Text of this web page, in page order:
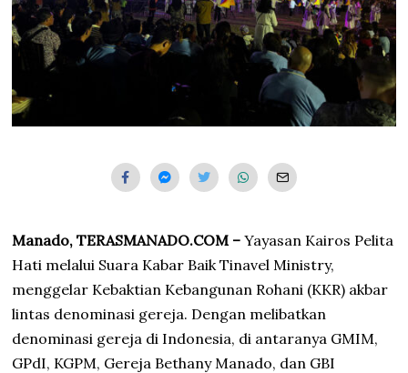
Manado, TERASMANADO.COM –Yayasan Kairos Pelita
Hati melalui Suara Kabar Baik Tinavel Ministry,
menggelar Kebaktian Kebangunan Rohani (KKR) akbar
lintas denominasi gereja. Dengan melibatkan
denominasi gereja di Indonesia, di antaranya GMIM,
GPdI, KGPM, Gereja Bethany Manado, dan GBI